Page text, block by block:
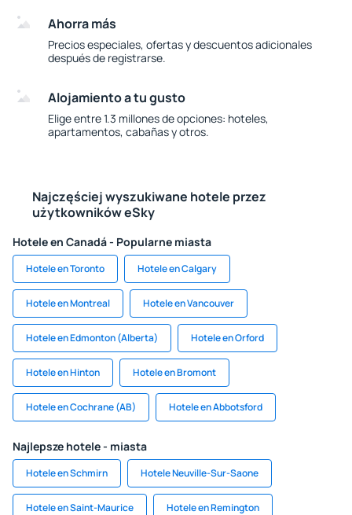
Ahorra más
Precios especiales, ofertas y descuentos adicionales
después de registrarse.
Alojamiento a tu gusto
Elige entre 1.3 millones de opciones: hoteles,
apartamentos, cabañas y otros.
Najczęściej wyszukiwane hotele przez
użytkowników eSky
Hotele en Canadá - Popularne miasta
Hotele en Toronto Hotele en Calgary
Hotele en Montreal Hotele en Vancouver
Hotele en Edmonton (Alberta) Hotele en Orford
Hotele en Hinton Hotele en Bromont
Hotele en Cochrane (AB) Hotele en Abbotsford
Najlepsze hotele - miasta
Hotele en Schmirn Hotele Neuville-Sur-Saone
Hotele en Saint-Maurice Hotele en Remington